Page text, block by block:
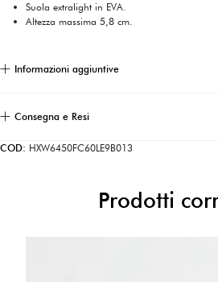
COD: HXW6450FC60LE9B013
Suola extralight in EVA.
Altezza massima 5,8 cm.
Informazioni aggiuntive
Consegna e Resi
Prodotti